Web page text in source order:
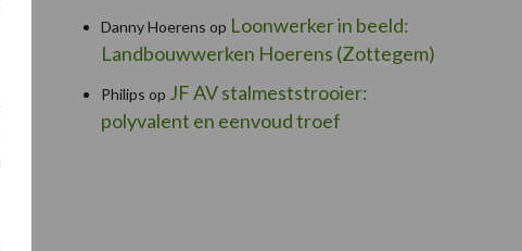
Danny Hoerens op Loonwerker in beeld:
Landbouwwerken Hoerens (Zottegem)
Philips op JF AV stalmeststrooier:
polyvalent en eenvoud troef